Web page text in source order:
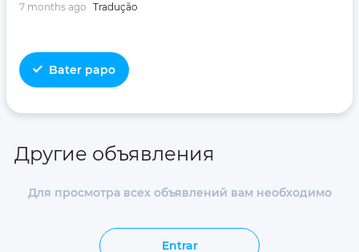
7 months ago Tradução
Bater papo
Другие объявления
Для просмотра всех объявлений вам необходимо
Entrar